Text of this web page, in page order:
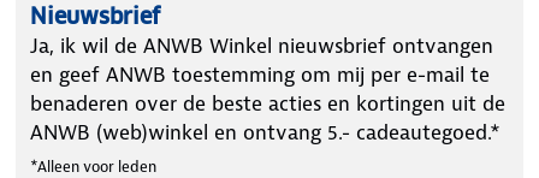
Nieuwsbrief
Ja, ik wil de ANWB Winkel nieuwsbrief ontvangen
en geef ANWB toestemming om mij per e-mail te
benaderen over de beste acties en kortingen uit de
ANWB (web)winkel en ontvang 5.- cadeautegoed.*
*Alleen voor leden